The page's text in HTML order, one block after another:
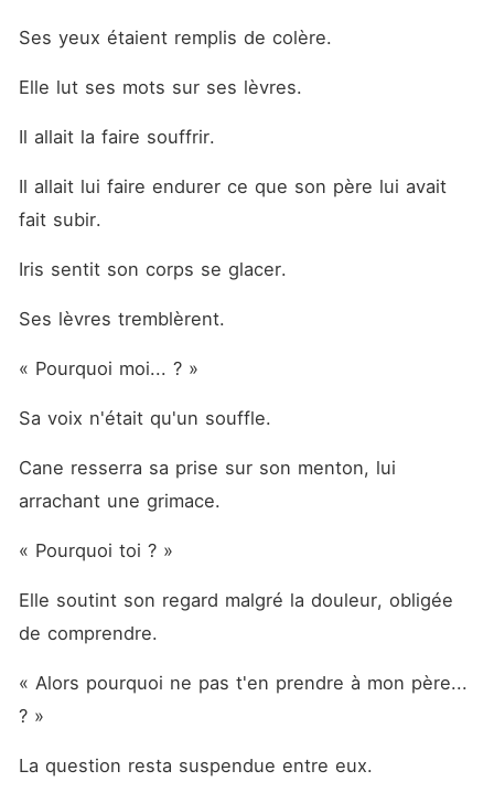
Ses yeux étaient remplis de colère.
Elle lut ses mots sur ses lèvres.
Il allait la faire souffrir.
Il allait lui faire endurer ce que son père lui avait
fait subir.
Iris sentit son corps se glacer.
Ses lèvres tremblèrent.
« Pourquoi moi... ? »
Sa voix n'était qu'un souffle.
Cane resserra sa prise sur son menton, lui
arrachant une grimace.
« Pourquoi toi ? »
Elle soutint son regard malgré la douleur, obligée
de comprendre.
« Alors pourquoi ne pas t'en prendre à mon père...
? »
La question resta suspendue entre eux.